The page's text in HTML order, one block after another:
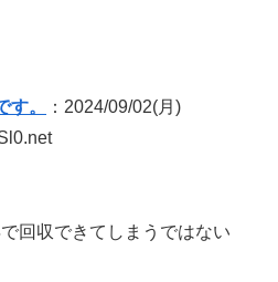
。
：2024/09/02(月)
回収できてしまうではない